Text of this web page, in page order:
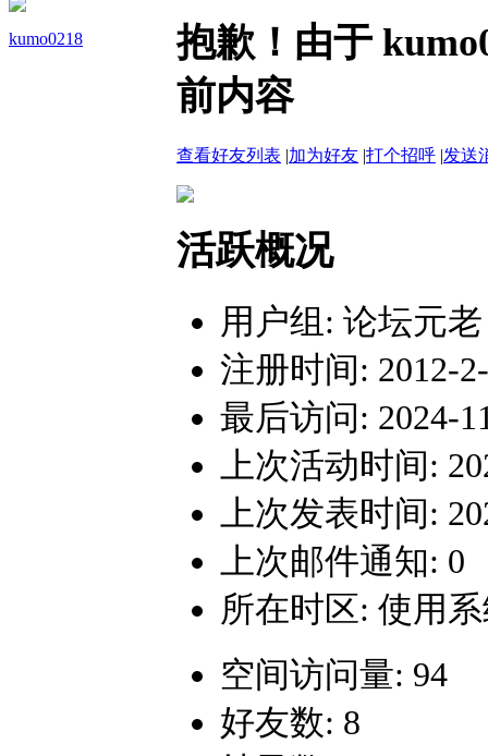
kumo0218
抱歉！由于
前内容
查看好友列表 |加为好友 |打个招呼 |发送
活跃概况
用户组: 论坛元老
注册时间: 2012-
最后访问: 2024-
上次活动时间:
上次发表时间:
上次邮件通知: 0
所在时区: 使用
空间访问量: 94
好友数: 8